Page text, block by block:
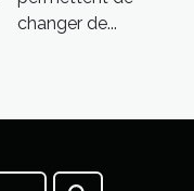
changer de...